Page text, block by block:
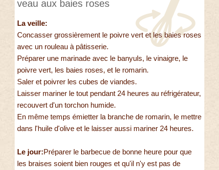
veau aux baies roses
La veille:
Concasser grossièrement le poivre vert et les baies roses
avec un rouleau à pâtisserie.
Préparer une marinade avec le banyuls, le vinaigre, le
poivre vert, les baies roses, et le romarin.
Saler et poivrer les cubes de viandes.
Laisser mariner le tout pendant 24 heures au réfrigérateur,
recouvert d'un torchon humide.
En même temps émietter la branche de romarin, le mettre
dans l'huile d'olive et le laisser aussi mariner 24 heures.
Le jour:Préparer le barbecue de bonne heure pour que
les braises soient bien rouges et qu'il n'y est pas de